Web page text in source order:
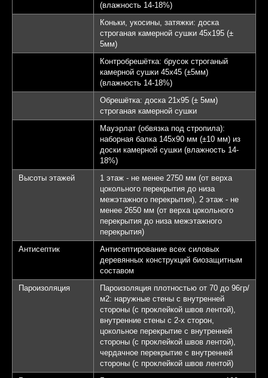
(влажность 14-18%)
Коньки, укосины, затяжки: доска
строганая камерной сушки 45х195 (±
5мм)
Контробрешётка: брусок строганый
камерной сушки 45х45 (±5мм)
(влажность 14-18%)
Обрешётка: доска 21х95 (± 5мм)
строганая камерной сушки
Мауэрлат (обвязка под стропила):
наборная балка 145х90 мм (±10 мм) из
доски камерной сушки (влажность 14-
18%)
Высоты этажей
1 этаж - не менее 2750 мм (от верха
цокольного перекрытия до низа
межэтажного перекрытия), 2 этаж - не
менее 2650 мм (от верха цокольного
перекрытия до низа межэтажного
перекрытия)
Антисептик
Антисептирование всех силовых
деревянных конструкций биозащитным
составом
Пароизоляция
Пароизоляция плотностью от 70 до 96гр/
м2: наружные стены с внутренней
стороны (с проклейкой швов лентой),
внутренние стены с 2-х сторон,
цокольное перекрытие с внутренней
стороны (с проклейкой швов лентой),
чердачное перекрытие с внутренней
стороны (с проклейкой швов лентой)